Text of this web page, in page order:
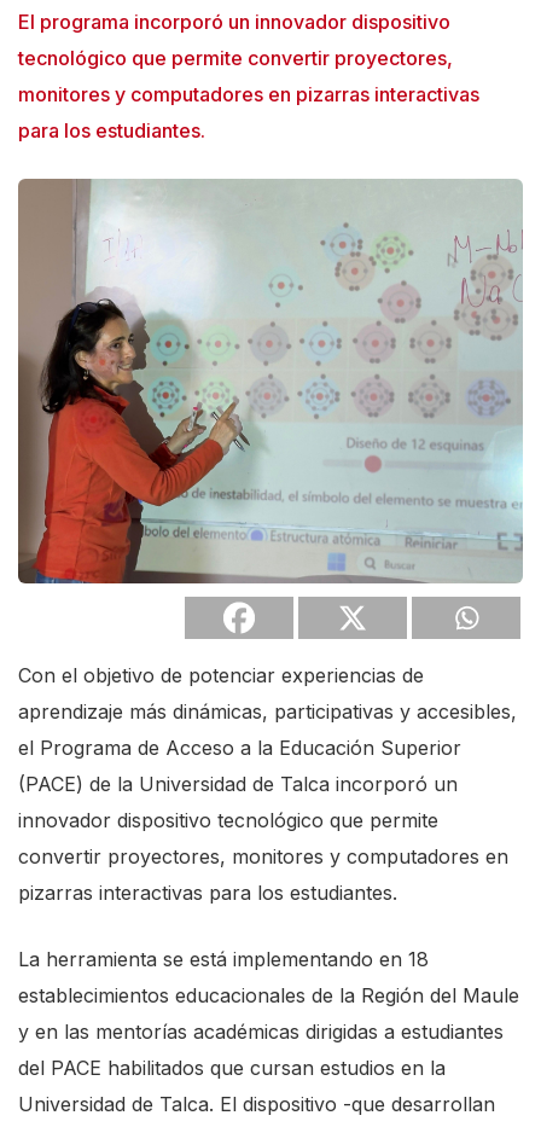
El programa incorporó un innovador dispositivo
tecnológico que permite convertir proyectores,
monitores y computadores en pizarras interactivas
para los estudiantes.
Con el objetivo de potenciar experiencias de
aprendizaje más dinámicas, participativas y accesibles,
el Programa de Acceso a la Educación Superior
(PACE) de la Universidad de Talca incorporó un
innovador dispositivo tecnológico que permite
convertir proyectores, monitores y computadores en
pizarras interactivas para los estudiantes.
La herramienta se está implementando en 18
establecimientos educacionales de la Región del Maule
y en las mentorías académicas dirigidas a estudiantes
del PACE habilitados que cursan estudios en la
Universidad de Talca. El dispositivo -que desarrollan